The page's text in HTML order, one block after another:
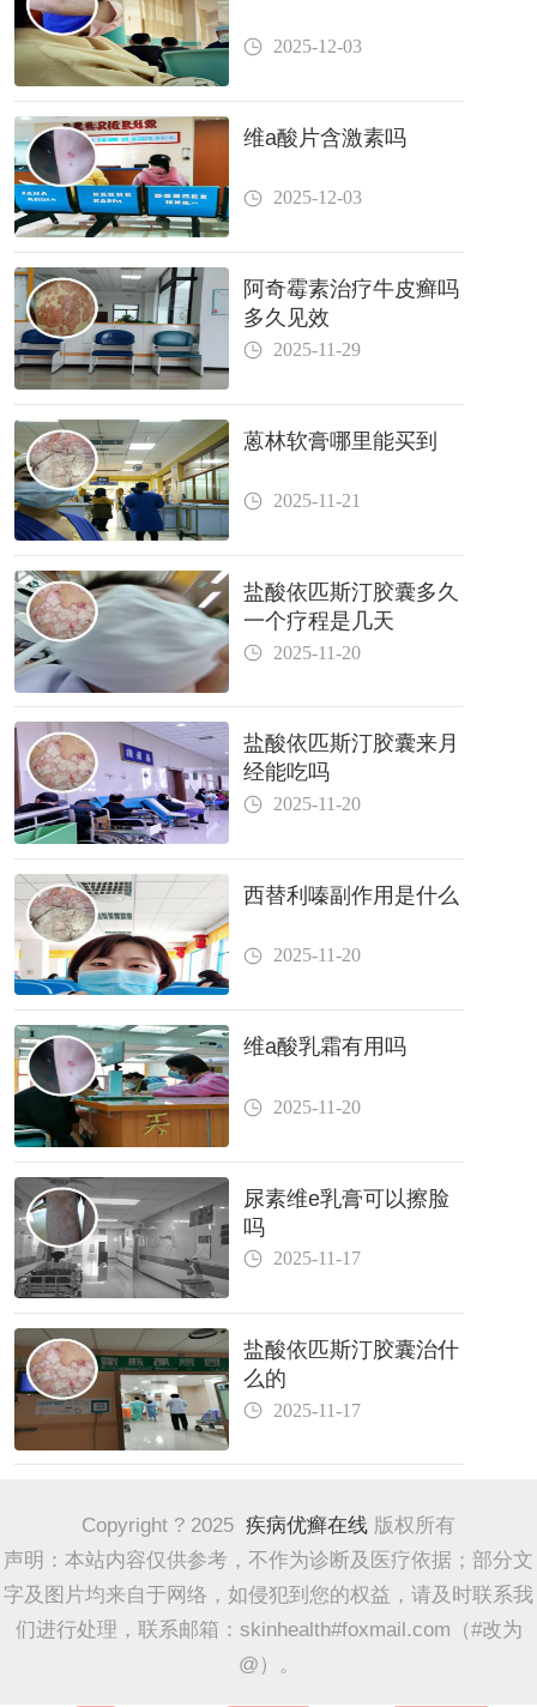
2025-12-03
维a酸片含激素吗
2025-12-03
阿奇霉素治疗牛皮癣吗
多久见效
2025-11-29
蒽林软膏哪里能买到
2025-11-21
盐酸依匹斯汀胶囊多久
一个疗程是几天
2025-11-20
盐酸依匹斯汀胶囊来月
经能吃吗
2025-11-20
西替利嗪副作用是什么
2025-11-20
维a酸乳霜有用吗
2025-11-20
尿素维e乳膏可以擦脸
吗
2025-11-17
盐酸依匹斯汀胶囊治什
么的
2025-11-17
Copyright ? 2025 疾病优癣在线 版权所有
声明：本站内容仅供参考，不作为诊断及医疗依据；部分文
字及图片均来自于网络，如侵犯到您的权益，请及时联系我
们进行处理，联系邮箱：skinhealth#foxmail.com（#改为
@）。